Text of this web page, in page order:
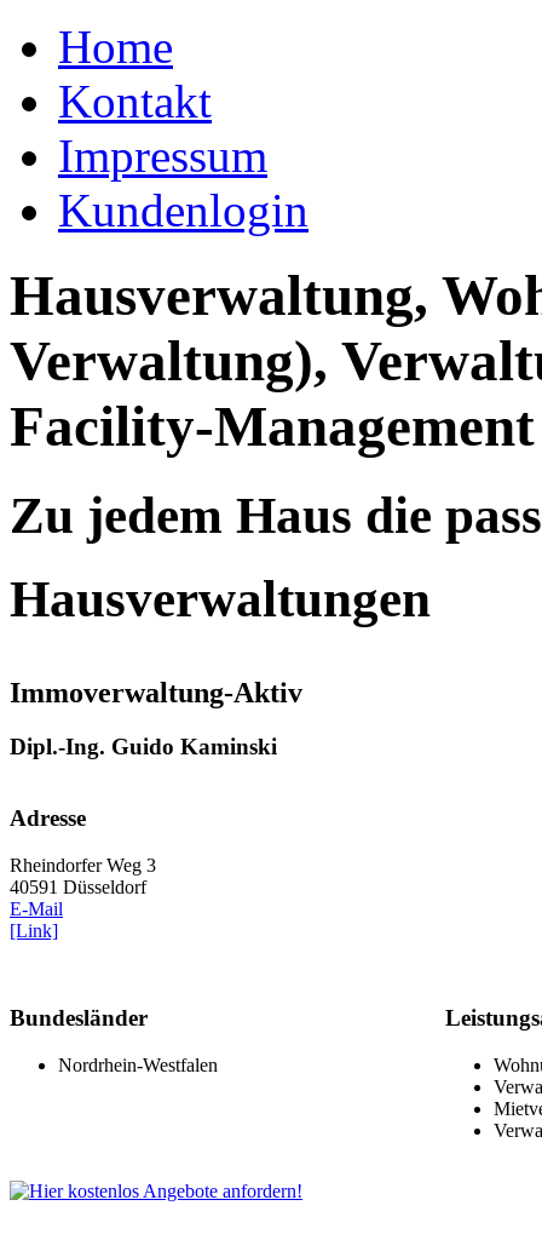
Home
Kontakt
Impressum
Kundenlogin
Hausverwaltung,
Verwaltung),
Facility-Management
Zu jedem Haus die
Hausverwaltungen
Immoverwaltung-Aktiv
Dipl.-Ing. Guido Kaminski
Adresse
Rheindorfer Weg 3
40591 Düsseldorf
E-Mail
[Link]
Bundesländer
Nordrhein-Westfalen